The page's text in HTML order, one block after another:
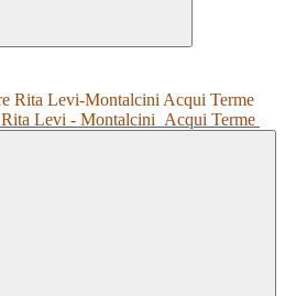
Rita Levi - Montalcini Acqui Terme